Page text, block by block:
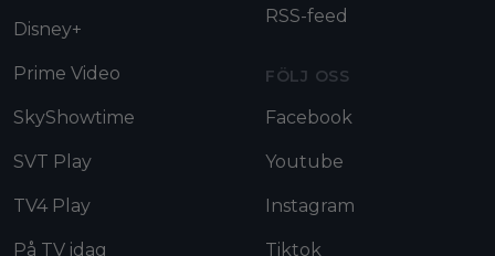
Disney+
Prime Video
SkyShowtime
SVT Play
TV4 Play
På TV idag
RSS-feed
FÖLJ OSS
Facebook
Youtube
Instagram
Tiktok